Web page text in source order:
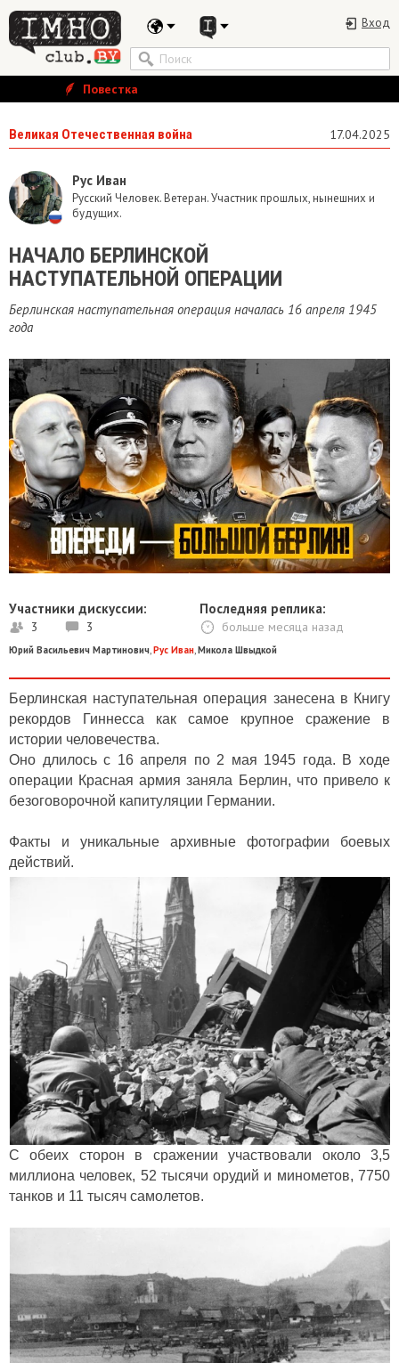
Вход
Повестка
Великая Отечественная война 17.04.2025
Рус Иван
Русский Человек. Ветеран. Участник прошлых, нынешних и
будущих.
НАЧАЛО БЕРЛИНСКОЙ
НАСТУПАТЕЛЬНОЙ ОПЕРАЦИИ
Берлинская наступательная операция началась 16 апреля 1945
года
Участники дискуссии:
3 3
Последняя реплика:
больше месяца назад
Юрий Васильевич Мартинович,Рус Иван,Микола Швыдкой
Берлинская наступательная операция занесена в Книгу
рекордов Гиннесса как самое крупное сражение в
истории человечества.
Оно длилось с 16 апреля по 2 мая 1945 года. В ходе
операции Красная армия заняла Берлин, что привело к
безоговорочной капитуляции Германии.
Факты и уникальные архивные фотографии боевых
действий.
С обеих сторон в сражении участвовали около 3,5
миллиона человек, 52 тысячи орудий и минометов, 7750
танков и 11 тысяч самолетов.